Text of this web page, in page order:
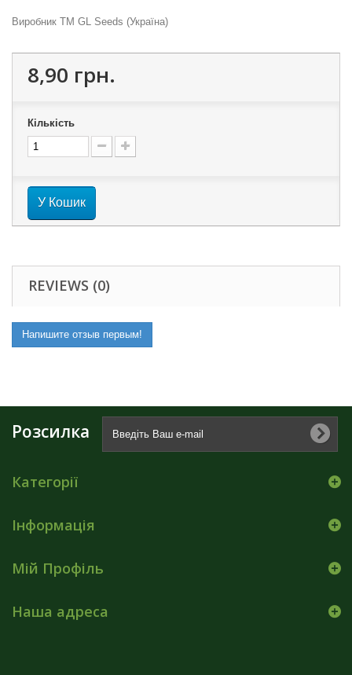
Виробник ТМ GL Seeds (Україна)
8,90 грн.
Кількість
У Кошик
REVIEWS (0)
Напишите отзыв первым!
Розсилка
Категорії
Інформація
Мій Профіль
Наша адреса